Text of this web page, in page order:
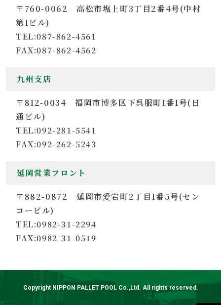
〒760-0062 高松市塩上町3丁目2番4号(中村
第1ビル)
TEL:087-862-4561
FAX:087-862-4562
九州支店
〒812-0034 福岡市博多区下呉服町1番1号(日
通ビル)
TEL:092-281-5541
FAX:092-262-5243
延岡営業フロント
〒882-0872 延岡市愛宕町2丁目1番5号(セン
コービル)
TEL:0982-31-2294
FAX:0982-31-0519
Copyright NIPPON PALLET POOL Co.,Ltd. All rights reserved.